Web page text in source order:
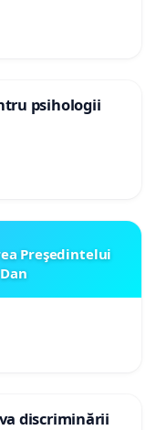
psihologii
Preşedintelui
discriminării